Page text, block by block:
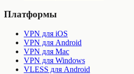
Платформы
VPN для iOS
VPN для Android
VPN для Mac
VPN для Windows
VLESS для Android